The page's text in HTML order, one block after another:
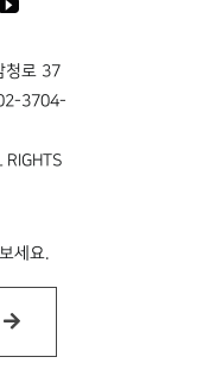
청로 37
3704-
세요.